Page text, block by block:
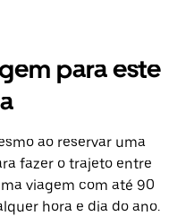
para este
ao reservar uma
fazer o trajeto entre
viagem com até 90
hora e dia do ano.